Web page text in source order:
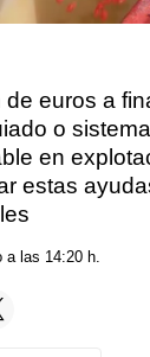
euros a
o
en
estas
a las 14:20 h.